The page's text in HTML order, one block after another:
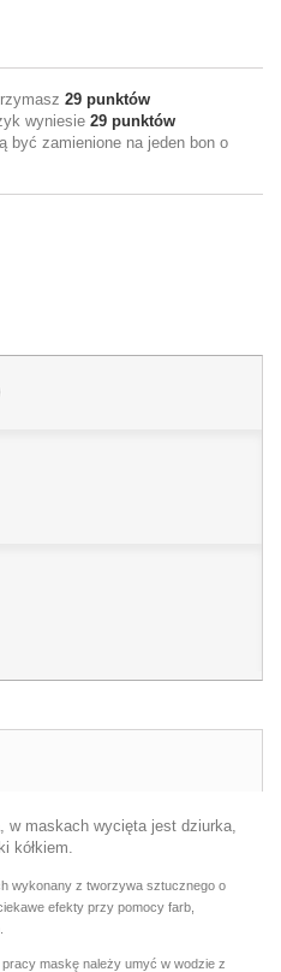
29 punktów
wyniesie 29 punktów
być zamienione na jeden bon o
w maskach wycięta jest dziurka,
kółkiem.
wykonany z tworzywa sztucznego o
efekty przy pomocy farb,
maskę należy umyć w wodzie z